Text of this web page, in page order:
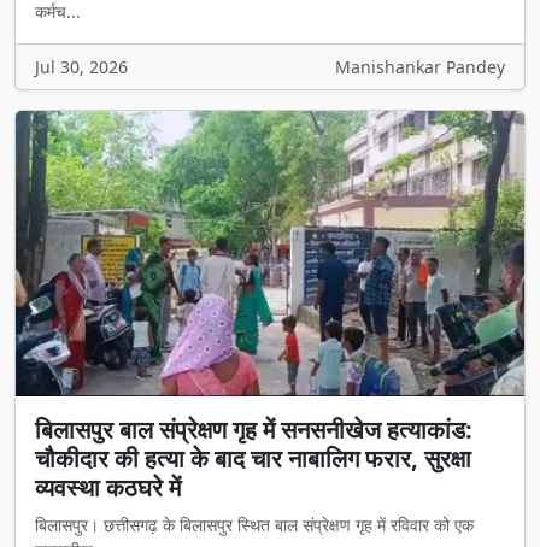
कर्मच...
Jul 30, 2026 Manishankar Pandey
बिलासपुर बाल संप्रेक्षण गृह में सनसनीखेज हत्याकांड:
चौकीदार की हत्या के बाद चार नाबालिग फरार, सुरक्षा
व्यवस्था कठघरे में
बिलासपुर। छत्तीसगढ़ के बिलासपुर स्थित बाल संप्रेक्षण गृह में रविवार को एक